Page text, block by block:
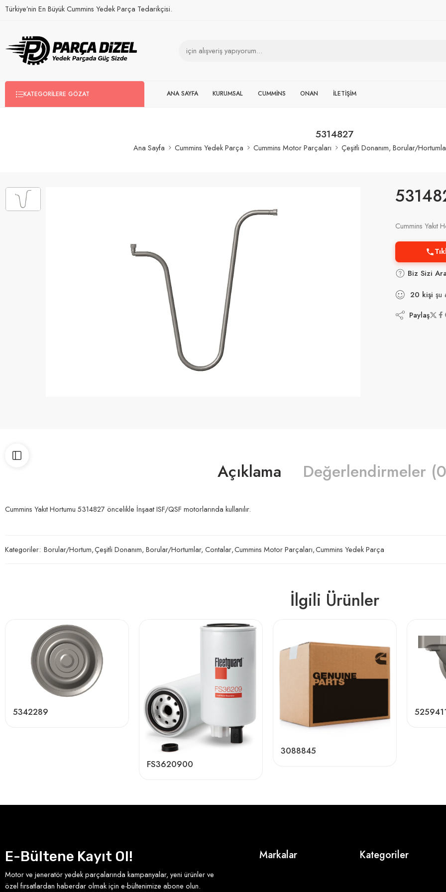
Türkiye’nin En Büyük Cummins Yedek Parça Tedarikçisi.
KATEGORILERE GÖZAT ANA SAYFA KURUMSAL CUMMİNS ONAN İLETİŞİM
5314827
Ana Sayfa Cummins Yedek Parça Cummins Motor Parçaları Çeşitli Donanım, Borular/
Cummins Yakıt
Biz Sizi
20 kişi şu
Paylaş
Açıklama Değerlendirmeler
Cummins Yakıt Hortumu 5314827 öncelikle İnşaat ISF/QSF motorlarında kullanılır.
Kategoriler: Borular/Hortum,Çeşitli Donanım, Borular/Hortumlar, Contalar,Cummins Motor Parçaları,Cummins Yedek Parça
İlgili Ürünler
5342289
FS3620900
3088845
E-Bültene Kayıt Ol!
Motor ve jeneratör yedek parçalarında kampanyalar, yeni ürünler ve
özel fırsatlardan haberdar olmak için e-bültenimize abone olun.
Markalar Kategoriler